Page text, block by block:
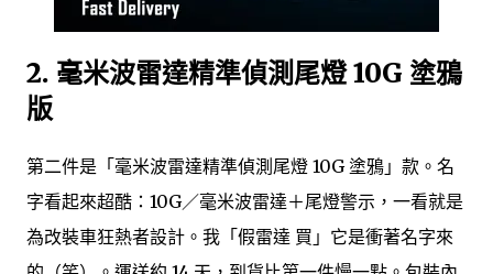
2. 毫米波雷達精準偵測尾燈 10G 塗鴉
版
第二件是「毫米波雷達精準偵測尾燈 10G 塗鴉」款。名
字看起來超酷：10G／毫米波雷達＋尾燈警示，一看就是
為改裝車狂熱者設計。我「假雷達 買」它是衝著名字來